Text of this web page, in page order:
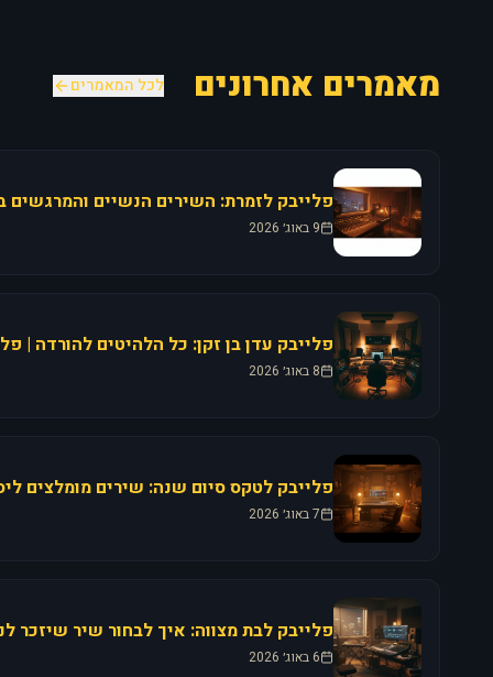
מאמרים אחרונים לכל המאמרים
9 באוג׳ 2026
פלייבק עדן בן זקן: כל הלהיטים להורדה |
8 באוג׳ 2026
פלייבק לטקס סיום שנה: שירים מומלצים
7 באוג׳ 2026
6 באוג׳ 2026